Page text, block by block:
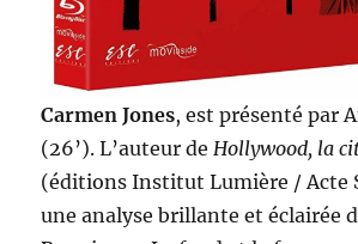
Carmen Jones, est présenté par
(26’). L’auteur deHollywood, la
(éditions Institut Lumière / Acte
une analyse brillante et éclairée